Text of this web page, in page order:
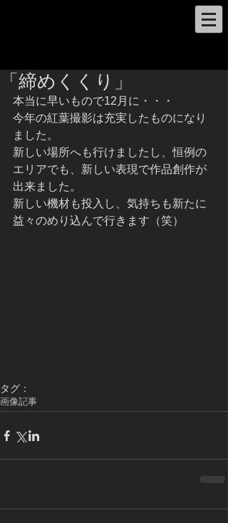
「締めくくり」
本当に早いもので12月に・・・
今年の紅葉撮影は充実したものになり
ました。
新しい場所へも行けましたし、恒例の
エリアでも、新しい表現で作品創作が
出来ました。
新しい機材も投入し、気持ちも新たに
益々のめり込んで行きます（笑）
タグ：
画像記事